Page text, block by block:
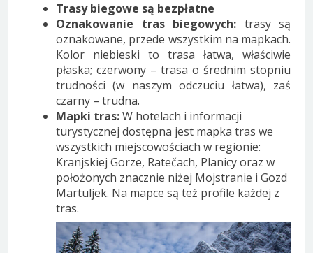
Trasy biegowe są bezpłatne
Oznakowanie tras biegowych: trasy są
oznakowane, przede wszystkim na mapkach.
Kolor niebieski to trasa łatwa, właściwie
płaska; czerwony – trasa o średnim stopniu
trudności (w naszym odczuciu łatwa), zaś
czarny – trudna.
Mapki tras:W hotelach i informacji
turystycznej dostępna jest mapka tras we
wszystkich miejscowościach w regionie:
Kranjskiej Gorze, Ratečach, Planicy oraz w
położonych znacznie niżej Mojstranie i Gozd
Martuljek. Na mapce są też profile każdej z
tras.